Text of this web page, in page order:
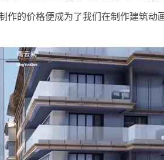
作的价格便成为了我们在制作建筑动